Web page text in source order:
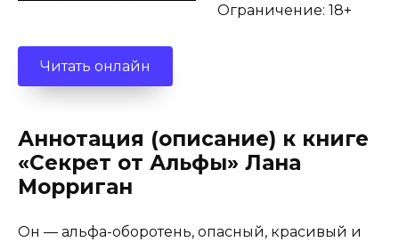
Ограничение: 18+
Читать онлайн
Аннотация (описание) к книге
«Секрет от Альфы» Лана
Морриган
Он — альфа-оборотень, опасный, красивый и